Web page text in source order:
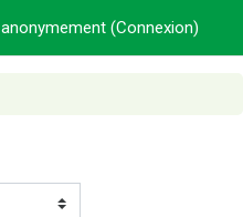
(Connexion)